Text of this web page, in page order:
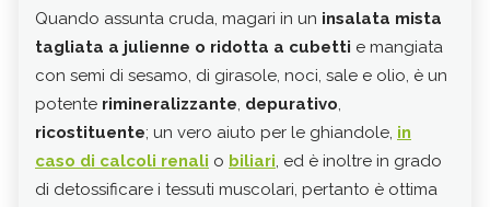
Quando assunta cruda, magari in un insalata mista
tagliata a julienne o ridotta a cubetti e mangiata
con semi di sesamo, di girasole, noci, sale e olio, è un
potente rimineralizzante, depurativo,
ricostituente; un vero aiuto per le ghiandole, in
caso di calcoli renali o biliari, ed è inoltre in grado
di detossificare i tessuti muscolari, pertanto è ottima